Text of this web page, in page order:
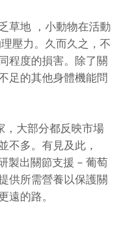
草地 ，小動物在活動
壓力。久而久之，不
程度的損害。除了關
足的其他身體機能問
，大部分都反映市場
不多。有見及此，
製出關節支援 – 葡萄
供所需營養以保護關
遠的路。